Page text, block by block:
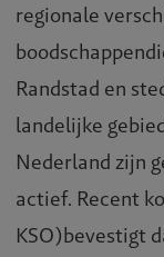
regionale
Randstad en
landelijke
Nederland zijn
actief. Recent
KSO)bevestigt